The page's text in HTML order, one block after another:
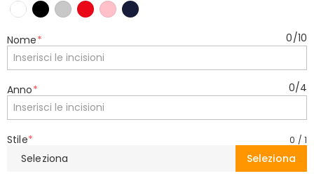
Nome* 0/10
Anno* 0/4
Stile* 0 / 1
Seleziona Seleziona